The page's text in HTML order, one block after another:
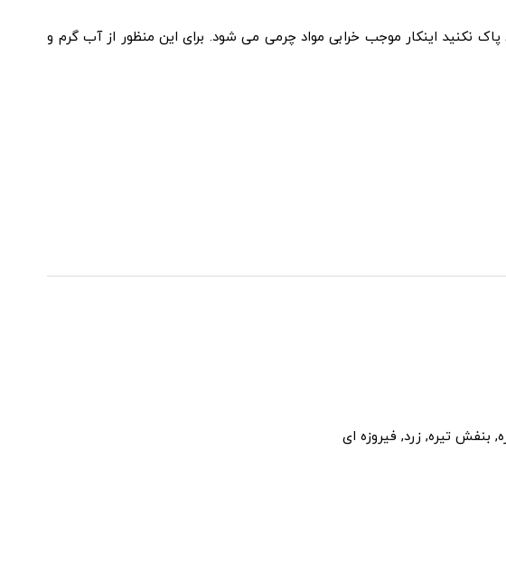
نکنید اینکار موجب خرابی مواد چرمی می شود. برای این منظور از آب گرم و
بنفش تیره, زرد, فیروزه ای